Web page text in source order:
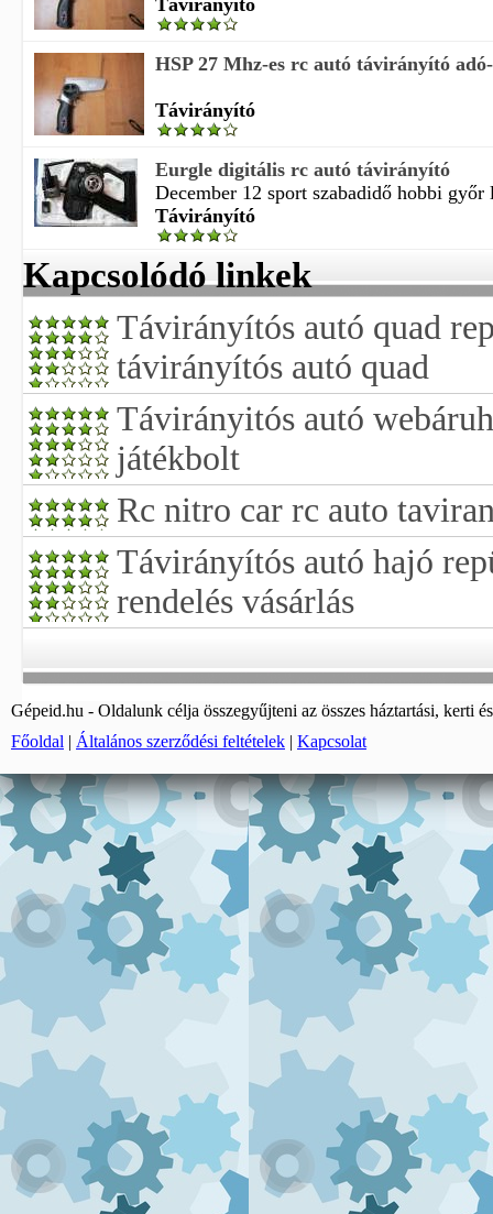
Távirányító
HSP 27 Mhz-es rc autó távirányító
Távirányító
Eurgle digitális rc autó távirányító
December 12 sport szabadidő hobbi
Távirányító
Kapcsolódó linkek
Távirányítós autó quad
távirányítós autó quad
Távirányitós autó
játékbolt
Rc nitro car rc auto
Távirányítós autó hajó
rendelés vásárlás
Gépeid.hu - Oldalunk célja összegyűjteni az összes háztartási, kerti
Főoldal | Általános szerződési feltételek | Kapcsolat